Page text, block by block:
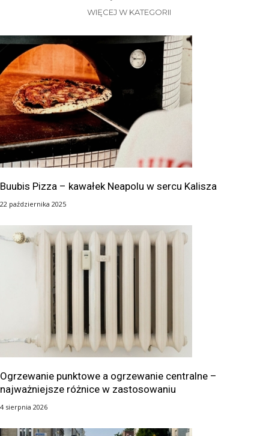
WIĘCEJ W KATEGORII
Buubis Pizza – kawałek Neapolu w sercu Kalisza
22 października 2025
Ogrzewanie punktowe a ogrzewanie centralne –
najważniejsze różnice w zastosowaniu
4 sierpnia 2026